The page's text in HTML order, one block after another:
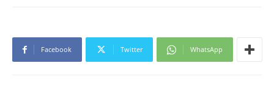
Facebook Twitter WhatsApp